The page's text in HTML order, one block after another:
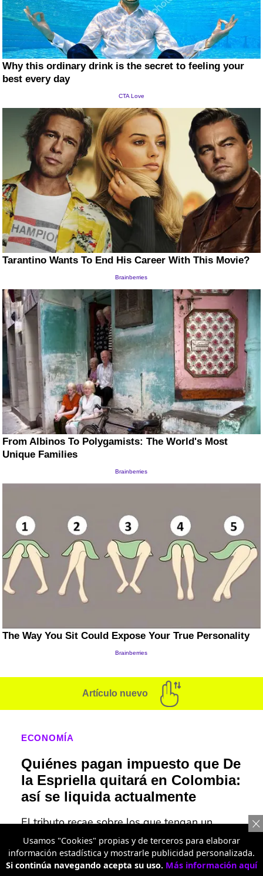
Artículo nuevo
ECONOMÍA
Quiénes pagan impuesto que De
la Espriella quitará en Colombia:
así se liquida actualmente
El tributo recae sobre los que tengan un
patrimonio líquido mayor a $ 3.770 millones y
deben pagar el impuesto, con tarifas de
acuerdo a la base gravable.
Usamos "Cookies" propias y de terceros para elaborar
información estadística y mostrarle publicidad personalizada.
Si continúa navegando acepta su uso. Más información aquí